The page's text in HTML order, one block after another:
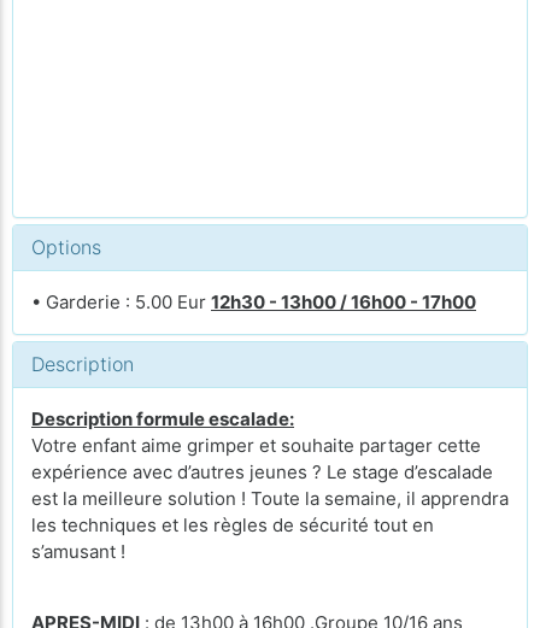
Options
• Garderie : 5.00 Eur 12h30 - 13h00 / 16h00 - 17h00
Description
Description formule escalade:
Votre enfant aime grimper et souhaite partager cette
expérience avec d’autres jeunes ? Le stage d’escalade
est la meilleure solution ! Toute la semaine, il apprendra
les techniques et les règles de sécurité tout en
s’amusant !
APRES-MIDI : de 13h00 à 16h00 .Groupe 10/16 ans